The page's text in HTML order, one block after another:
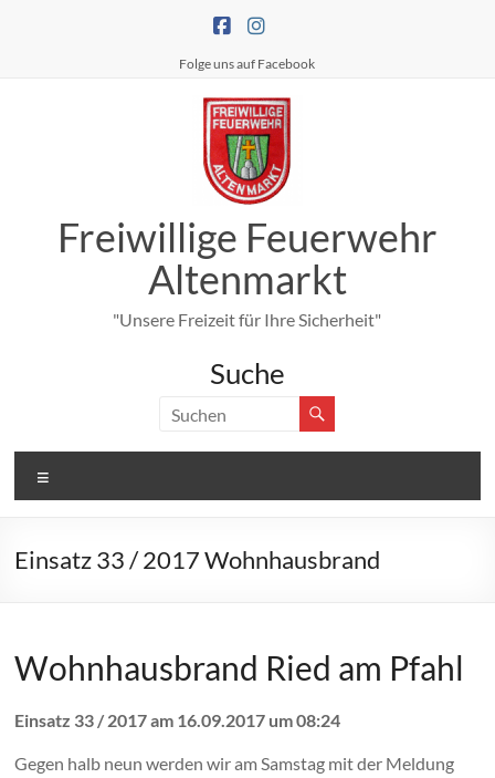
Folge uns auf Facebook
Freiwillige Feuerwehr
Altenmarkt
"Unsere Freizeit für Ihre Sicherheit"
Suche
Einsatz 33 / 2017 Wohnhausbrand
Wohnhausbrand Ried am Pfahl
Einsatz 33 / 2017 am 16.09.2017 um 08:24
Gegen halb neun werden wir am Samstag mit der Meldung